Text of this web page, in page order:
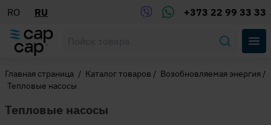
RO RU +373 22 99 33 33
Главная страница / Каталог товаров / Возобновляемая энергия /
Тепловые насосы
Тепловые насосы